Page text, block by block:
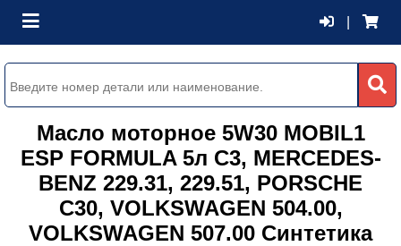
Масло моторное 5W30 MOBIL1
ESP FORMULA 5л C3, MERCEDES-
BENZ 229.31, 229.51, PORSCHE
C30, VOLKSWAGEN 504.00,
VOLKSWAGEN 507.00 Синтетика